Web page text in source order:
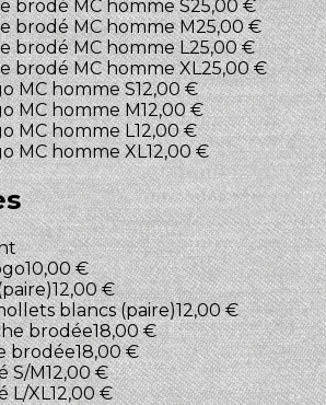
brodé MC homme S25,00 €
brodé MC homme M25,00 €
brodé MC homme L25,00 €
brodé MC homme XL25,00 €
MC homme S12,00 €
MC homme M12,00 €
MC homme L12,00 €
MC homme XL12,00 €
10,00 €
12,00 €
blancs (paire)12,00 €
brodée18,00 €
brodée18,00 €
S/M12,00 €
L/XL12,00 €